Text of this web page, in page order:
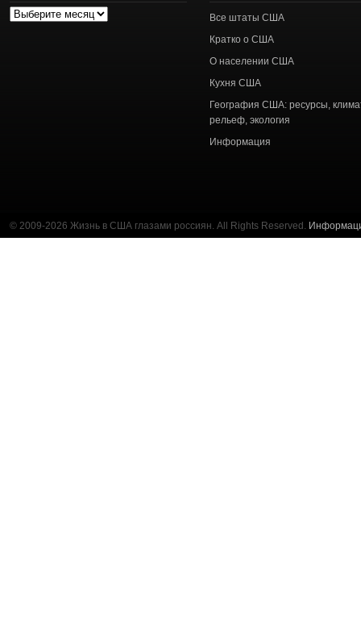
Архив
Все штаты США
Кратко о США
О населении США
Кухня США
География США: ресурсы,
рельеф, экология
Информация
© 2009-2026 Жизнь в США глазами россиян. All Rights Reserved.